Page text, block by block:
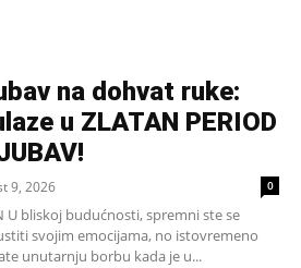
na dohvat ruke:
u ZLATAN PERIOD
9, 2026 0
U bliskoj budućnosti, spremni ste se
svojim emocijama, no istovremeno
unutarnju borbu kada je u...